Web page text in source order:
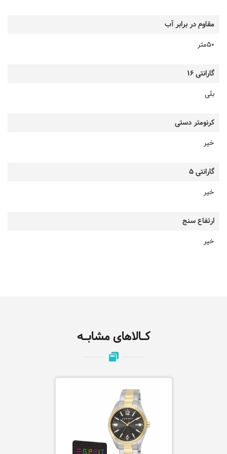
مقاوم در برابر آب
50متر
گارانتی 16
بلی
کرنومتر دستی
خیر
گارانتی 5
خیر
ارتفاع سنج
خیر
کـالاهای مشابـه